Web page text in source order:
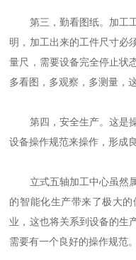
第三，勤看图纸。加工工
明，加工出来的工件尺寸必
量尺，需要设备完全停止状
多看图，多观察，多测量，
第四，安全生产。这是操
设备操作规范来操作，形成
立式五轴加工中心虽然属
的智能化生产带来了极大
业，这也将关系到设备的生
需要有一个良好的操作规范。